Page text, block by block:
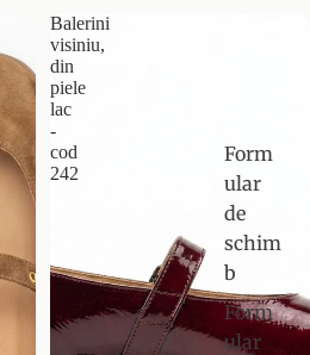
Form
ular
de
schim
b
Form
ular
Balerini
visiniu,
din
piele
lac
-
cod
242